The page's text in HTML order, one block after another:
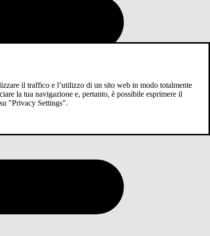
il traffico e l’utilizzo di un sito web in modo totalmente
la tua navigazione e, pertanto, è possibile esprimere il
"Privacy Settings".